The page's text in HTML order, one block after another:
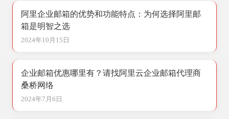
阿里企业邮箱的优势和功能特点：为何选择阿里邮
箱是明智之选
2024年10月15日
企业邮箱优惠哪里有？请找阿里云企业邮箱代理商
桑桥网络
2024年7月6日